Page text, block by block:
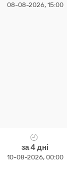
08-08-2026, 15:00
за 4 дні
10-08-2026, 00:00